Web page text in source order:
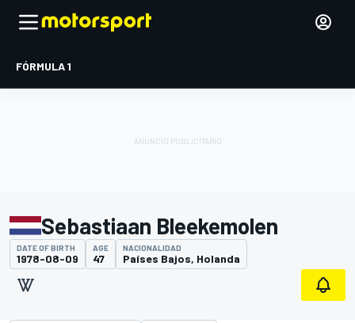
FÓRMULA 1
Sebastiaan Bleekemolen
DATE OF BIRTH
1978-08-09
AGE
47
NACIONALIDAD
Países Bajos, Holanda